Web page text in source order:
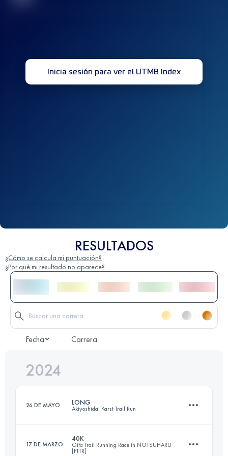
Inicia sesión para ver el UTMB Index
RESULTADOS
¿Cómo se calcula mi puntuación?
¿Por qué mi resultado no aparece?
Fecha Carrera
2024
26 DE MAYO LONG
Akiyoshidai Karst Trail Run
17 DE MARZO
40K
Oita Trail Running Race in NOTSUHARU
[FTTR]